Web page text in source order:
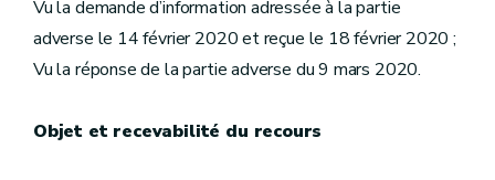
Vu la demande d’information adressée à la partie
adverse le 14 février 2020 et reçue le 18 février 2020 ;
Vu la réponse de la partie adverse du 9 mars 2020.
Objet et recevabilité du recours